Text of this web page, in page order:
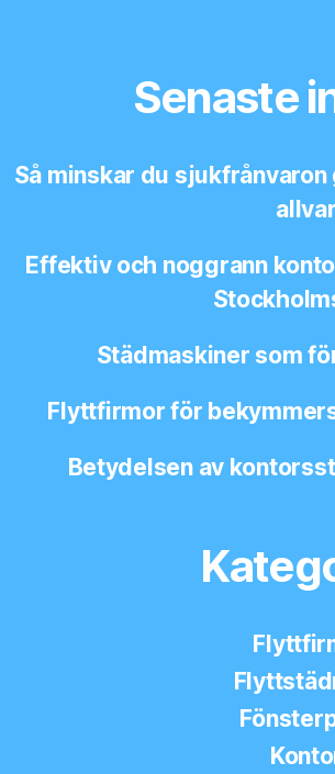
Senaste
Så minskar du
allvar
Effektiv och noggrann
Städmaskiner som
Flyttfirmor för
Betydelsen av